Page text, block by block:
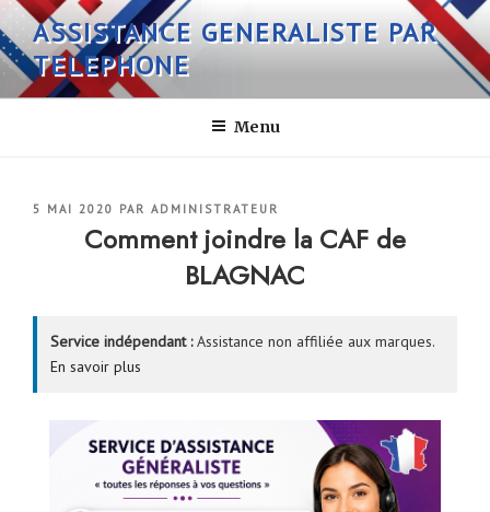
Aller
au
contenu
principal
ASSISTANCE GENERALISTE PAR
TELEPHONE
Menu
PUBLIÉ
5 MAI 2020 PAR ADMINISTRATEUR
Comment joindre la CAF de
BLAGNAC
Service indépendant :Assistance non affiliée aux marques.
En savoir plus